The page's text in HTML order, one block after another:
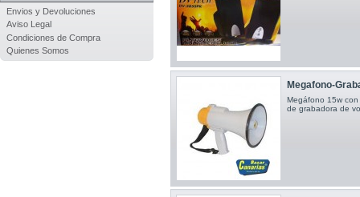
Envios y Devoluciones
Aviso Legal
Condiciones de Compra
Quienes Somos
Megafono-
Megáfono 15w
de grabadora de